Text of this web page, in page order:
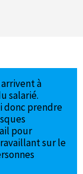
à
salarié.
donc prendre
pour
sur le